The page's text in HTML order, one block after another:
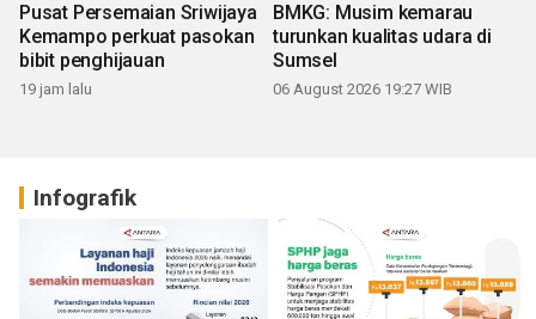
Pusat Persemaian Sriwijaya
Kemampo perkuat pasokan
bibit penghijauan
19 jam lalu
BMKG: Musim kemarau
turunkan kualitas udara di
Sumsel
06 August 2026 19:27 WIB
Infografik